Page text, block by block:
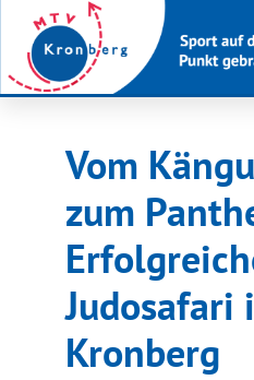
Vom
zum
Judosafari
Kronberg